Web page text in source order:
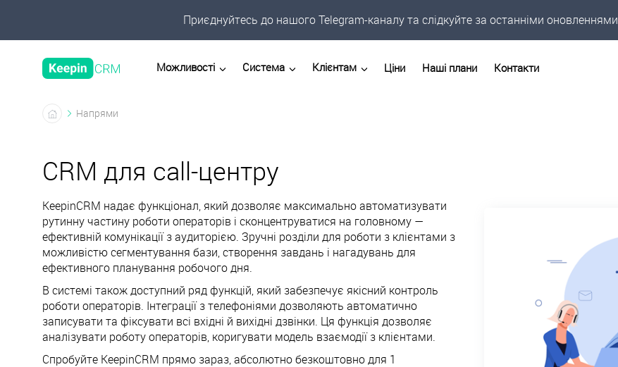
Приєднуйтесь до нашого Telegram-каналу та слідкуйте за останніми оновленнями
Можливості Система Клієнтам Ціни Наші плани Контакти
Напрями
CRM для сall-центру
KeepinCRM надає функціонал, який дозволяє максимально автоматизувати
рутинну частину роботи операторів і сконцентруватися на головному —
ефективній комунікації з аудиторією. Зручні розділи для роботи з клієнтами з
можливістю сегментування бази, створення завдань і нагадувань для
ефективного планування робочого дня.
В системі також доступний ряд функцій, який забезпечує якісний контроль
роботи операторів. Інтеграції з телефоніями дозволяють автоматично
записувати та фіксувати всі вхідні й вихідні дзвінки. Ця функція дозволяє
аналізувати роботу операторів, коригувати модель взаємодії з клієнтами.
Спробуйте KeepinCRM прямо зараз, абсолютно безкоштовно для 1